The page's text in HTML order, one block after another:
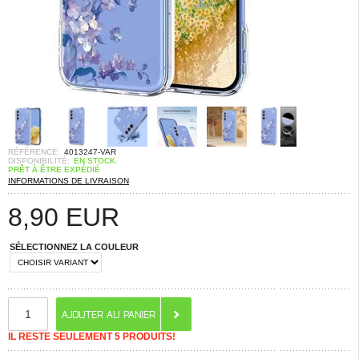
RÉFÉRENCE: 4013247-VAR
DISPONIBILITÉ: EN STOCK.
PRÊT À ÊTRE EXPÉDIÉ
INFORMATIONS DE LIVRAISON
8,90 EUR
SÉLECTIONNEZ LA COULEUR
IL RESTE SEULEMENT 5 PRODUITS!